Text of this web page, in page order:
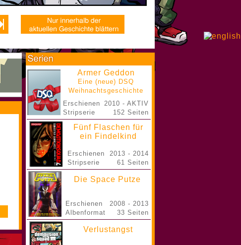
Armer Geddon
Eine (neue) DSQ
Weihnachtsgeschichte
Erschienen
Stripserie
2010 - AKTIV
152 Seiten
Fünf Flaschen für
ein Findelkind
Erschienen
Stripserie
2013 - 2014
61 Seiten
Die Space Putze
Erschienen
Albenformat
2008 - 2013
33 Seiten
Verlustangst